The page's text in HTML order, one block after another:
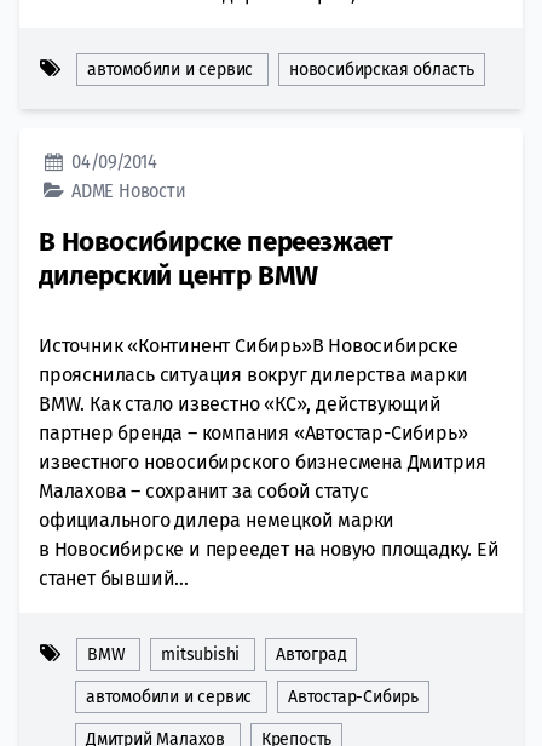
автомобили и сервис новосибирская область
04/09/2014
ADME Новости
В Новосибирске переезжает
дилерский центр BMW
Источник «Континент Сибирь»В Новосибирске
прояснилась ситуация вокруг дилерства марки
BMW. Как стало известно «КС», действующий
партнер бренда – компания «Автостар-Сибирь»
известного новосибирского бизнесмена Дмитрия
Малахова – сохранит за собой статус
официального дилера немецкой марки
в Новосибирске и переедет на новую площадку. Ей
станет бывший...
BMW mitsubishi Автоград
автомобили и сервис Автостар-Сибирь
Дмитрий Малахов Крепость